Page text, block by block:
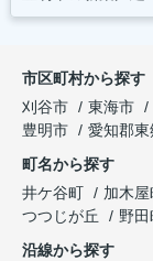
市区町村から探す
刈谷市
東海市
豊明市
愛知郡東
町名から探す
井ケ谷町
加木屋
つつじが丘
野田
沿線から探す